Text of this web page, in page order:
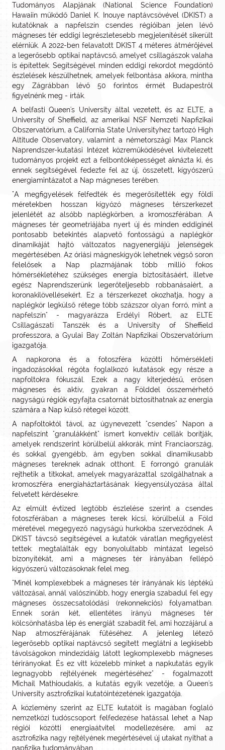
Tudományos Alapjának (National Science Foundation)
Hawaiin működő Daniel K. Inouye naptávcsövével (DKIST) a
kutatóknak a napfelszín csendes régióiban jelen lévő
mágneses tér eddigi legrészletesebb megjelenítését sikerült
elérniük. A 2022-ben felavatott DKIST 4 méteres átmérőjével
a legerősebb optikai naptávcső, amelyet csillagászok valaha
is építettek. Segítségével minden eddigi rekordot megdöntő
észlelések készülhetnek, amelyek felbontása akkora, mintha
egy Zágrábban lévő 50 forintos érmét Budapestről
figyelnénk meg - írták.
A belfasti Queen's University által vezetett, és az ELTE, a
University of Sheffield, az amerikai NSF Nemzeti Napfizikai
Obszervatórium, a California State Universityhez tartozó High
Altitude Observatory, valamint a németországi Max Planck
Naprendszer-kutatási Intézet közreműködésével kivitelezett
tudományos projekt ezt a felbontóképességet aknázta ki, és
ennek segítségével fedezte fel az új, összetett, kígyószerű
energiamintázatot a Nap mágneses terében.
"A megfigyelések felfedték és megerősítették egy földi
méretekben hosszan kígyózó mágneses térszerkezet
jelenlétét az alsóbb naplégkörben, a kromoszférában. A
mágneses tér geometriájába nyert új és minden eddiginél
pontosabb betekintés alapvető fontosságú a naplégkör
dinamikáját hajtó változatos nagyenergiájú jelenségek
megértésében. Az óriási mágneskígyók lehetnek végső soron
felelősek a Nap plazmájának több millió fokos
hőmérsékletéhez szükséges energia biztosításáért, illetve
egész Naprendszerünk legerőteljesebb robbanásaiért, a
koronakilövellésekért. Ez a térszerkezet okozhatja, hogy a
naplégkör legkülső rétege több százszor olyan forró, mint a
napfelszín" - magyarázza Erdélyi Róbert, az ELTE
Csillagászati Tanszék és a University of Sheffield
professzora, a Gyulai Bay Zoltán Napfizikai Obszervatórium
igazgatója.
A napkorona és a fotoszféra közötti hőmérsékleti
ingadozásokkal régóta foglalkozó kutatások egy része a
napfoltokra fókuszál. Ezek a nagy kiterjedésű, erősen
mágneses és aktív, gyakran a Földdel összemérhető
nagyságú régiók egyfajta csatornát biztosíthatnak az energia
számára a Nap külső rétegei között.
A napfoltoktól távol, az úgynevezett "csendes" Napon a
napfelszínt "granulákként" ismert konvektív cellák borítják,
amelyek rendszerint körülbelül akkorák, mint Franciaország,
és sokkal gyengébb, ám egyben sokkal dinamikusabb
mágneses tereknek adnak otthont. E forrongó granulák
rejthetik a titkokat, amelyek magyarázattal szolgálhatnak a
kromoszféra energiaháztartásának kiegyensúlyozása által
felvetett kérdésekre.
Az elmúlt évtized legtöbb észlelése szerint a csendes
fotoszférában a mágneses terek kicsi, körülbelül a Föld
méretével megegyező nagyságú hurkokba szerveződnek. A
DKIST távcső segítségével a kutatók váratlan megfigyelést
tettek: megtalálták egy bonyolultabb mintázat legelső
bizonyítékát, ami a mágneses tér irányában fellépő
kígyószerű változásoknak felel meg.
"Minél komplexebbek a mágneses tér irányának kis léptékű
változásai, annál valószínűbb, hogy energia szabadul fel egy
mágneses összecsatolódási (rekonnekciós) folyamatban.
Ennek során két, ellentétes irányú mágneses tér
kölcsönhatásba lép és energiát szabadít fel, ami hozzájárul a
Nap atmoszférájának fűtéséhez. A jelenleg létező
legerősebb optikai naptávcső segített meglátni a legkisebb
távolságokon mindezidáig látott legkomplexebb mágneses
térirányokat. És ez vitt közelebb minket a napkutatás egyik
legnagyobb rejtélyének megértéséhez" - fogalmazott
Michail Mathioudakis, a kutatás egyik vezetője, a Queen's
University asztrofizikai kutatóintézetének igazgatója.
A közlemény szerint az ELTE kutatóit is magában foglaló
nemzetközi tudóscsoport felfedezése hatással lehet a Nap
régiói közötti energiaátvitel modellezésére, ami az
asztrofizika nagy rejtélyének megértésével új utakat nyithat a
napfizika tudományában.